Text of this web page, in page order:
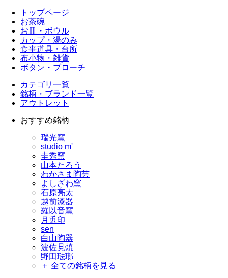
トップページ
お茶碗
お皿・ボウル
カップ・湯のみ
食事道具・台所
布小物・雑貨
ボタン・ブローチ
カテゴリ一覧
銘柄・ブランド一覧
アウトレット
おすすめ銘柄
瑞光窯
studio m'
圭秀窯
山本たろう
わかさま陶芸
よしざわ窯
石原亮太
越前漆器
羅以音窯
月兎印
sen
白山陶器
波佐見焼
野田琺瑯
＋ 全ての銘柄を見る